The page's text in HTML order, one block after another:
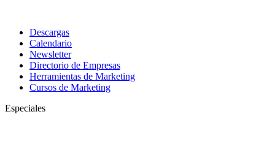
Descargas
Calendario
Newsletter
Directorio de Empresas
Herramientas de Marketing
Cursos de Marketing
Especiales